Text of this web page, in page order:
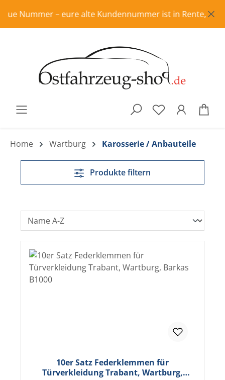
Zum Hauptinhalt springen
Nummer – eure alte Kundennummer ist in Rente, bitte
Home Wartburg Karosserie / Anbauteile
Produkte filtern
10er Satz Federklemmen für
Türverkleidung Trabant, Wartburg,